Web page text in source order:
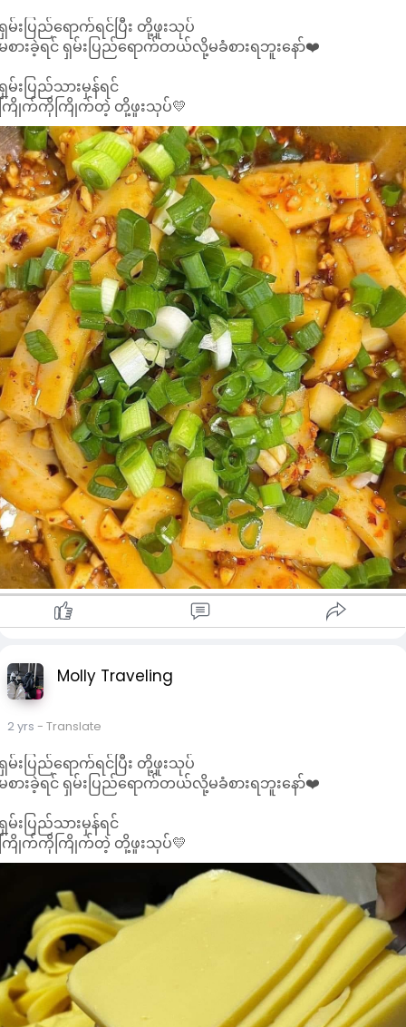
မ်းပြည်ရောက်ရင်ပြီး တို့ဖူးသုပ်
စားခဲ့ရင် ရှမ်းပြည်ရောက်တယ်လို့မခံစားရဘူးနော်❤️
မ်းပြည်သားမှန်ရင်
ြိုက်ကိုကြိုက်တဲ့ တို့ဖူးသုပ်💛
Molly Traveling
2 yrs - Translate
မ်းပြည်ရောက်ရင်ပြီး တို့ဖူးသုပ်
စားခဲ့ရင် ရှမ်းပြည်ရောက်တယ်လို့မခံစားရဘူးနော်❤️
မ်းပြည်သားမှန်ရင်
ြိုက်ကိုကြိုက်တဲ့ တို့ဖူးသုပ်💛